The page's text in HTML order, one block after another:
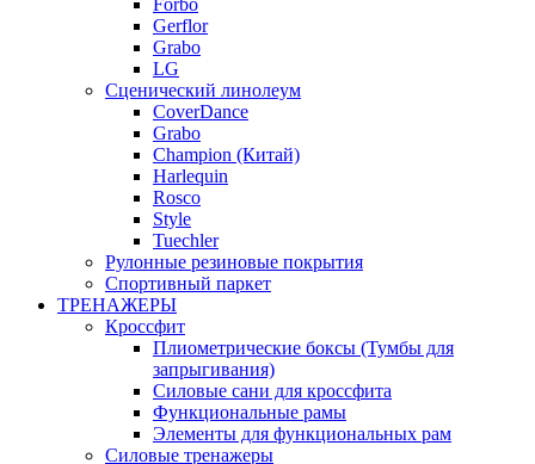
Forbo
Gerflor
Grabo
LG
Сценический линолеум
CoverDance
Grabo
Champion (Китай)
Harlequin
Rosco
Style
Tuechler
Рулонные резиновые покрытия
Спортивный паркет
ТРЕНАЖЕРЫ
Кроссфит
Плиометрические боксы (Тумбы для
запрыгивания)
Силовые сани для кроссфита
Функциональные рамы
Элементы для функциональных рам
Силовые тренажеры